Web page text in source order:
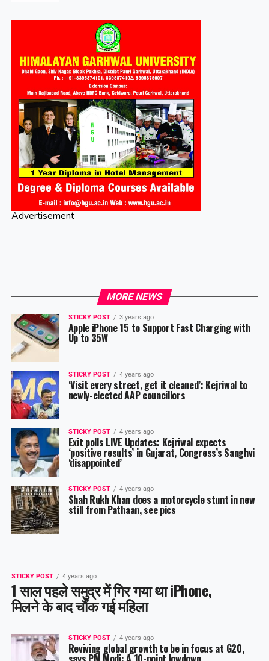
Advertisement
MORE NEWS
STICKY POST 3 years ago
Apple iPhone 15 to Support Fast Charging with
Up to 35W
STICKY POST 4 years ago
‘Visit every street, get it cleaned’: Kejriwal to
newly-elected AAP councillors
STICKY POST 4 years ago
Exit polls LIVE Updates: Kejriwal expects
‘positive results’ in Gujarat, Congress’s Sanghvi
‘disappointed’
STICKY POST 4 years ago
Shah Rukh Khan does a motorcycle stunt in new
still from Pathaan, see pics
STICKY POST 4 years ago
1 साल पहले समुद्र में गिर गया था iPhone,
मिलने के बाद चौंक गई महिला
STICKY POST 4 years ago
Reviving global growth to be in focus at G20,